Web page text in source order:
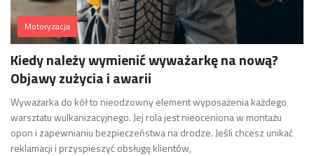
Motoryzacja
Kiedy należy wymienić wyważarkę na nową?
Objawy zużycia i awarii
Wyważarka do kół to nieodzowny element wyposażenia każdego
warsztatu wulkanizacyjnego. Jej rola jest nieoceniona w montażu
opon i zapewnianiu bezpieczeństwa na drodze. Jeśli chcesz unikać
reklamacji i przyspieszyć obsługę klientów,